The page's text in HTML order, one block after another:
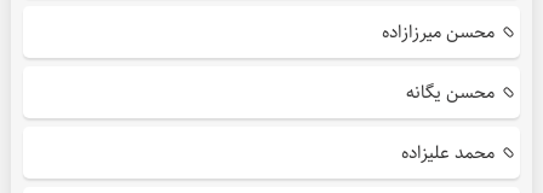
محسن میرزازاده
محسن یگانه
محمد علیزاده